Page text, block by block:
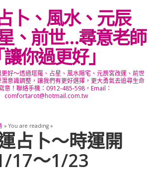
卜、風水、元辰
、前世…尋意老師
讓你過更好」
好～透過塔羅、占星、風水陽宅、元辰宮改運、前世
意識調整，讓我們有更好選擇，更大勇氣去追尋生命
意！聯絡手機：0912-485-598，Email：
comfortarot@hotmail.com.tw
» You are reading »
占卜～時運開
17～1/23